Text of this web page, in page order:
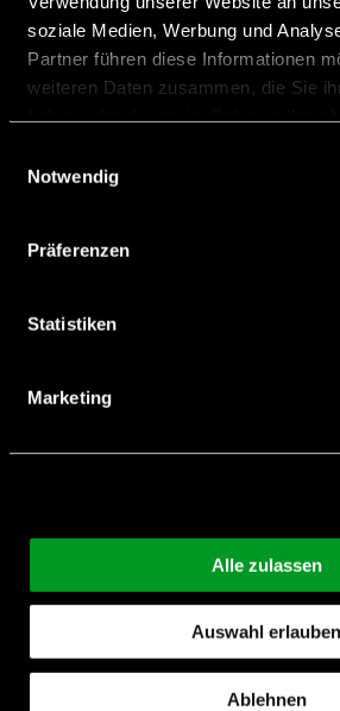
soziale Medien, Werbung und
Partner führen diese Informationen
weiteren Daten zusammen, die Sie
Notwendig
Präferenzen
Statistiken
Marketing
Alle zulassen
Auswahl erlauben
Ablehnen
GA100 GB100